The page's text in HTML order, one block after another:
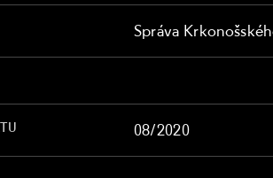
Správa
08/2020